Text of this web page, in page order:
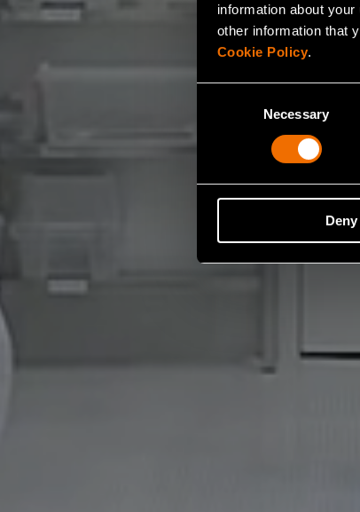
information about
other information that
Cookie Policy.
Necessary
Deny